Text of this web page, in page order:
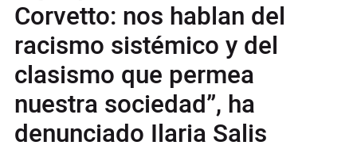
Corvetto: nos hablan del
racismo sistémico y del
clasismo que permea
nuestra sociedad”, ha
denunciado Ilaria Salis